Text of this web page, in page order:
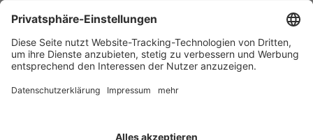
BABBEL & HAEGER GMBH & CO. KG
51702 Bergneustadt